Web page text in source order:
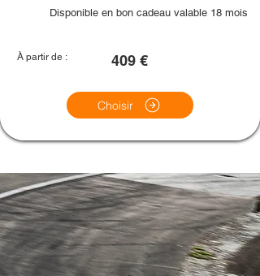
Disponible en bon cadeau valable 18 mois
À partir de : 409 €
Choisir